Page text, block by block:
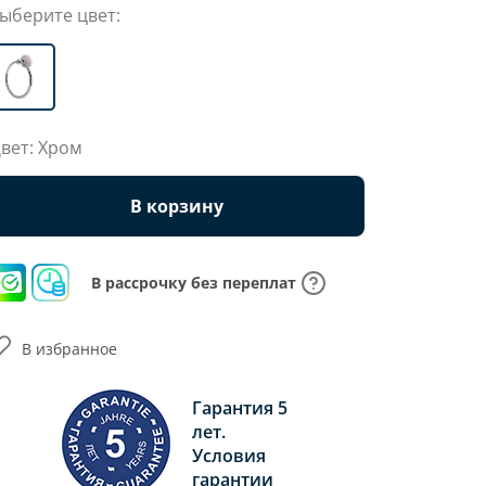
цвет:
Хром
В корзину
В рассрочку без переплат
Гарантия 5
лет.
Условия
гарантии
В избранное